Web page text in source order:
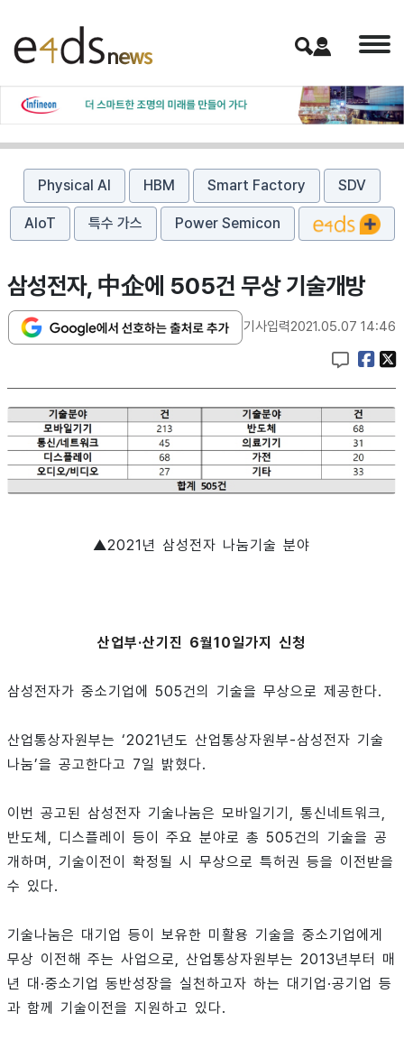
Physical AI HBM Smart Factory SDV
AIoT 특수 가스 Power Semicon
삼성전자, 中企에 505건 무상 기술개방
기사입력2021.05.07 14:46
▲2021년 삼성전자 나눔기술 분야
산업부·산기진 6월10일가지 신청
삼성전자가 중소기업에 505건의 기술을 무상으로 제공한다.
산업통상자원부는 ‘2021년도 산업통상자원부-삼성전자 기술
나눔’을 공고한다고 7일 밝혔다.
이번 공고된 삼성전자 기술나눔은 모바일기기, 통신네트워크,
반도체, 디스플레이 등이 주요 분야로 총 505건의 기술을 공
개하며, 기술이전이 확정될 시 무상으로 특허권 등을 이전받을
수 있다.
기술나눔은 대기업 등이 보유한 미활용 기술을 중소기업에게
무상 이전해 주는 사업으로, 산업통상자원부는 2013년부터 매
년 대·중소기업 동반성장을 실천하고자 하는 대기업·공기업 등
과 함께 기술이전을 지원하고 있다.